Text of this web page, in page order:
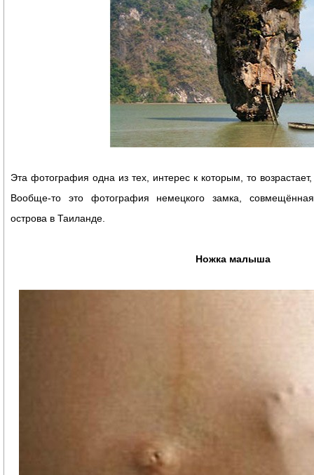
Эта фотография одна из тех, интерес к которым, то
Вообще-то это фотография немецкого замка,
острова в Таиланде.
Ножка малыша